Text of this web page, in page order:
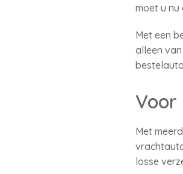
moet u nu
Met een
alleen
Voor
Met
losse